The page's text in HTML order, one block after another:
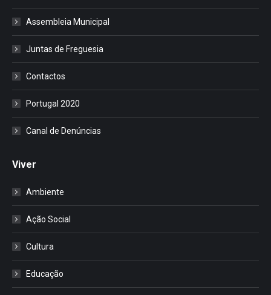
Assembleia Municipal
Juntas de Freguesia
Contactos
Portugal 2020
Canal de Denúncias
Viver
Ambiente
Ação Social
Cultura
Educação